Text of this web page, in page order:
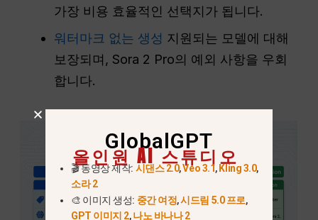
가장 비용 효율적인 선택지가 됩니다.
워터마크 없는 생성 지원되는 모델에 대해
보장되며, Sora 2 Pro의 예외 사항을 우회
합니다.
GlobalGPT
올인원 AI 스튜디오
🎬 동영상 제작: 시댄스 2.0,Veo 3.1, Kling 3.0,
소라 2
🎨 이미지 생성: 중간 여정,시드림 5.0 프로,
GPT 이미지 2,나노 바나나 2